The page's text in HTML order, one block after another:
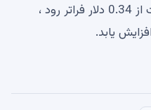
0.30 دلار باقی بماند. اگر مقاومت از 0.34 دلار فراتر رود ،